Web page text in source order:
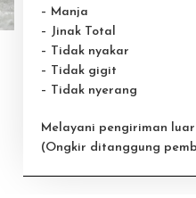
– Manja
– Jinak Total
– Tidak nyakar
– Tidak gigit
– Tidak nyerang
Melayani pengiriman
(Ongkir ditanggung